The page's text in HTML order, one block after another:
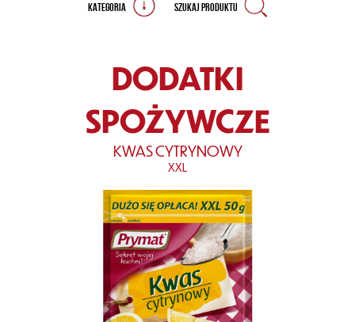
KATEGORIA SZUKAJ PRODUKTU
DODATKI
SPOŻYWCZE
KWAS CYTRYNOWY
XXL